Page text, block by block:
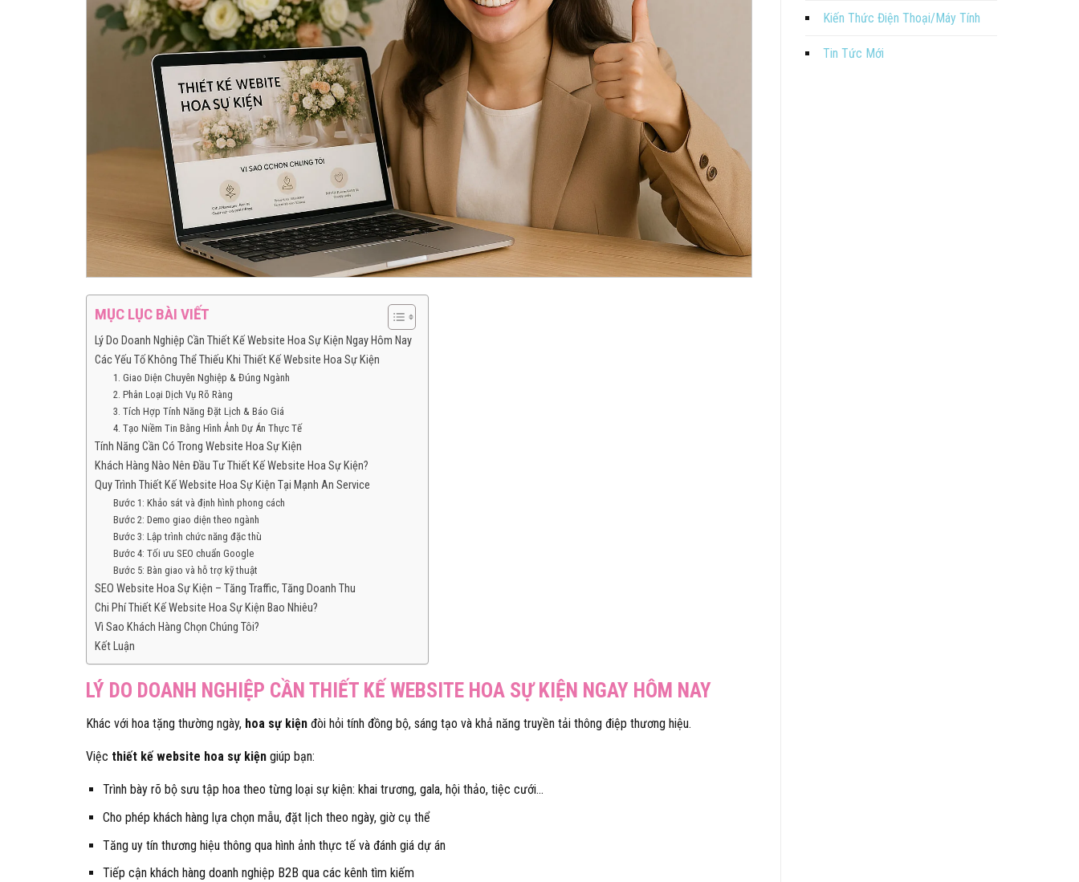
MỤC LỤC BÀI VIẾT
Lý Do Doanh Nghiệp Cần Thiết Kế Website Hoa Sự Kiện Ngay Hôm Nay
Các Yếu Tố Không Thể Thiếu Khi Thiết Kế Website Hoa Sự Kiện
1. Giao Diện Chuyên Nghiệp & Đúng Ngành
2. Phân Loại Dịch Vụ Rõ Ràng
3. Tích Hợp Tính Năng Đặt Lịch & Báo Giá
4. Tạo Niềm Tin Bằng Hình Ảnh Dự Án Thực Tế
Tính Năng Cần Có Trong Website Hoa Sự Kiện
Khách Hàng Nào Nên Đầu Tư Thiết Kế Website Hoa Sự Kiện?
Quy Trình Thiết Kế Website Hoa Sự Kiện Tại Mạnh An Service
Bước 1: Khảo sát và định hình phong cách
Bước 2: Demo giao diện theo ngành
Bước 3: Lập trình chức năng đặc thù
Bước 4: Tối ưu SEO chuẩn Google
Bước 5: Bàn giao và hỗ trợ kỹ thuật
SEO Website Hoa Sự Kiện – Tăng Traffic, Tăng Doanh Thu
Chi Phí Thiết Kế Website Hoa Sự Kiện Bao Nhiêu?
Vì Sao Khách Hàng Chọn Chúng Tôi?
Kết Luận
LÝ DO DOANH NGHIỆP CẦN THIẾT KẾ WEBSITE HOA SỰ KIỆN NGAY HÔM NAY
Khác với hoa tặng thường ngày, hoa sự kiện đòi hỏi tính đồng bộ, sáng tạo và khả năng truyền tải thông điệp thương hiệu.
Việc thiết kế website hoa sự kiện giúp bạn:
Trình bày rõ bộ sưu tập hoa theo từng loại sự kiện: khai trương, gala, hội thảo, tiệc cưới…
Cho phép khách hàng lựa chọn mẫu, đặt lịch theo ngày, giờ cụ thể
Tăng uy tín thương hiệu thông qua hình ảnh thực tế và đánh giá dự án
Tiếp cận khách hàng doanh nghiệp B2B qua các kênh tìm kiếm
Kiến Thức Điện Thoại/Máy Tính
Tin Tức Mới